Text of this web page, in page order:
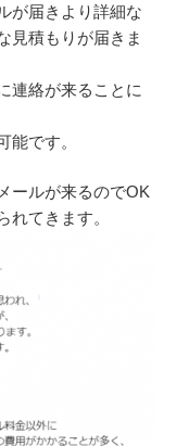
が届きより詳細な
見積もりが届きま
連絡が来ることに
能です。
ールが来るのでOK
れてきます。